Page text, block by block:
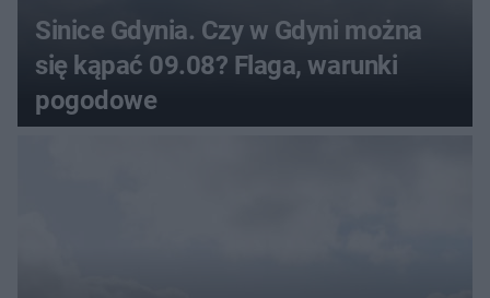
Sinice Gdynia. Czy w Gdyni można
się kąpać 09.08? Flaga, warunki
pogodowe